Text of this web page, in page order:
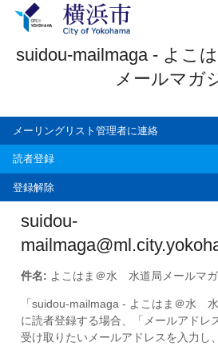
suidou-mailmaga - よこ
メールマガ
メーリングリスト管理者に連絡
読者登録
登録解除
suidou-
件名: よこはま＠水 水道局メールマ
「suidou-mailmaga - よこはま＠水 水
に読者登録する場合、「メールアドレ
受け取りたいメールアドレスを入力し